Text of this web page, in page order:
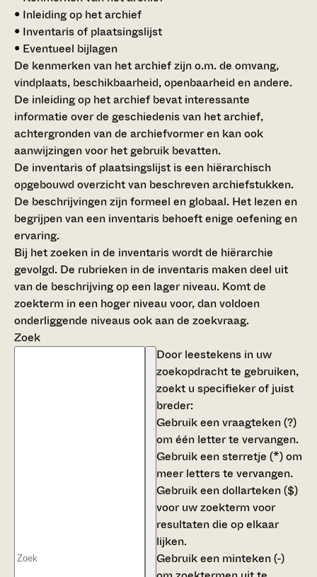
• Inleiding op het archief
• Inventaris of plaatsingslijst
• Eventueel bijlagen
De kenmerken van het archief zijn o.m. de omvang,
vindplaats, beschikbaarheid, openbaarheid en andere.
De inleiding op het archief bevat interessante
informatie over de geschiedenis van het archief,
achtergronden van de archiefvormer en kan ook
aanwijzingen voor het gebruik bevatten.
De inventaris of plaatsingslijst is een hiërarchisch
opgebouwd overzicht van beschreven archiefstukken.
De beschrijvingen zijn formeel en globaal. Het lezen en
begrijpen van een inventaris behoeft enige oefening en
ervaring.
Bij het zoeken in de inventaris wordt de hiërarchie
gevolgd. De rubrieken in de inventaris maken deel uit
van de beschrijving op een lager niveau. Komt de
zoekterm in een hoger niveau voor, dan voldoen
onderliggende niveaus ook aan de zoekvraag.
Zoek
Door leestekens in uw
zoekopdracht te gebruiken,
zoekt u specifieker of juist
breder:
Gebruik eenvraagteken (?)
om één letter te vervangen.
Gebruik eensterretje (*)om
meer letters te vervangen.
Gebruik eendollarteken ($)
voor uw zoekterm voor
resultaten die op elkaar
lijken.
Gebruik een minteken (-)